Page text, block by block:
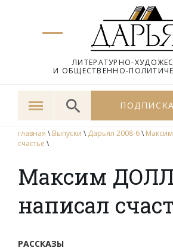
ЛИТЕРАТУРНО-
И ОБЩЕСТВЕННО-
главная \ Выпуски \ Дарьял 2008-6\
счастье \
Максим
написал
РАССКАЗЫ